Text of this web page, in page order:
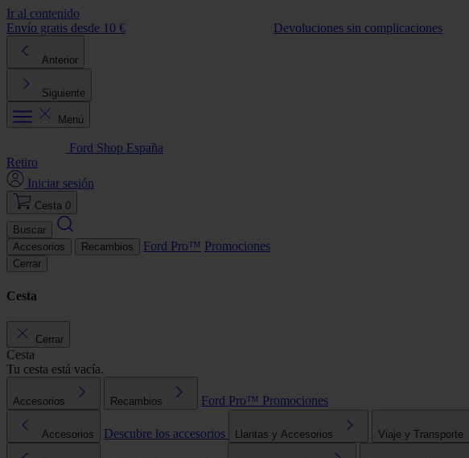
Ir al contenido
Envío gratis desde 10 €
Devoluciones sin complicaciones
Anterior
Siguiente
Menú
Ford Shop España
Retiro
Iniciar sesión
Cesta 0
Buscar
Accesorios
Recambios Ford Pro™ Promociones
Cerrar
Cesta
Cerrar
Cesta
Tu cesta está vacía.
Accesorios Recambios Ford Pro™ Promociones
Accesorios Descubre los accesorios Llantas y Accesorios Viaje y Transporte